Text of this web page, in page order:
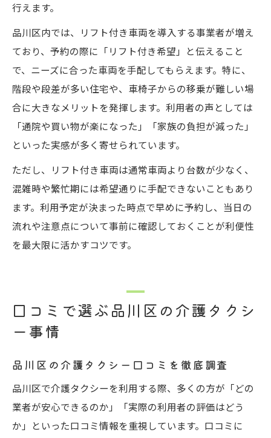
行えます。
品川区内では、リフト付き車両を導入する事業者が増え
ており、予約の際に「リフト付き希望」と伝えること
で、ニーズに合った車両を手配してもらえます。特に、
階段や段差が多い住宅や、車椅子からの移乗が難しい場
合に大きなメリットを発揮します。利用者の声としては
「通院や買い物が楽になった」「家族の負担が減った」
といった実感が多く寄せられています。
ただし、リフト付き車両は通常車両より台数が少なく、
混雑時や繁忙期には希望通りに手配できないこともあり
ます。利用予定が決まった時点で早めに予約し、当日の
流れや注意点について事前に確認しておくことが利便性
を最大限に活かすコツです。
口コミで選ぶ品川区の介護タクシ
ー事情
品川区の介護タクシー口コミを徹底調査
品川区で介護タクシーを利用する際、多くの方が「どの
業者が安心できるのか」「実際の利用者の評価はどう
か」といった口コミ情報を重視しています。口コミに